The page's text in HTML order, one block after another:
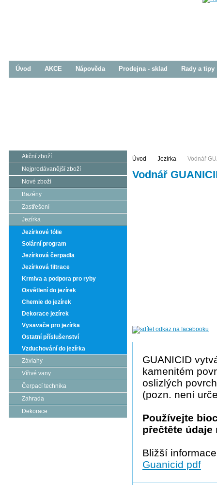
Úvod Jezírka Vodnář
Vodnář
GUANICID
kamenitém
oslizlých
(pozn. není
Používejte
přečtěte
Bližší
Guanicid pdf
Akční zboží
Nejprodávanější zboží
Nové zboží
Bazény
Zastřešení
Jezírka
Jezírkové fólie
Solární program
Jezírková čerpadla
Jezírková filtrace
Krmiva a podpora pro ryby
Osvětlení do jezírek
Chemie do jezírek
Dekorace jezírek
Vysavače pro jezírka
Ostatní příslušenství
Vzduchování do jezírka
Závlahy
Vířivé vany
Čerpací technika
Zahrada
Dekorace
Úvod AKCE Nápověda Prodejna - sklad Rady a tipy